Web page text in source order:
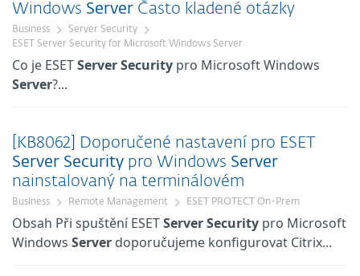
Windows Server Často kladené otázky
Business
Server Security
ESET Server Security for Microsoft Windows Server
Co je ESETServerSecurity pro Microsoft Windows
Server?...
[KB8062] Doporučené nastavení pro ESET
Server Security pro Windows Server
nainstalovaný na terminálovém
Business Remote Management ESET PROTECT On-Prem
Obsah Při spuštění ESETServerSecurity pro Microsoft
Windows Server doporučujeme konfigurovat Citrix...